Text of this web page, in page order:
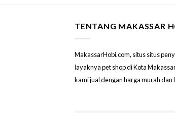
TENTANG MAKASSAR
MakassarHobi.com, situs situs
layaknya pet shop di Kota
kami jual dengan harga murah